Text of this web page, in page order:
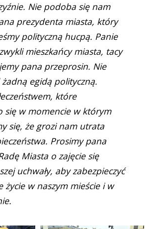
Nie podoba się nam
prezydenta miasta, który
polityczną hucpą. Panie
mieszkańcy miasta, tacy
pana przeprosin. Nie
żadną egidą polityczną.
które
się w momencie w którym
się, że grozi nam utrata
Prosimy pana
Miasta o zajęcie się
uchwały, aby zabezpieczyć
życie w naszym mieście i w